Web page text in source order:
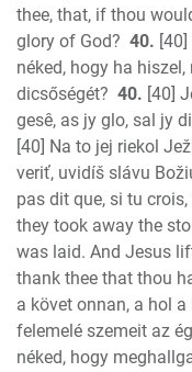
thee, that, if thou
glory of God? 40.
néked, hogy ha
dicsőségét? 40. [40]
gesê, as jy glo, sal jy
[40] Na to jej riekol
veriť, uvidíš slávu
pas dit que, si tu
they took away the
was laid. And Jesus
thank thee that thou
a követ onnan, a hol
felemelé szemeit az
néked, hogy